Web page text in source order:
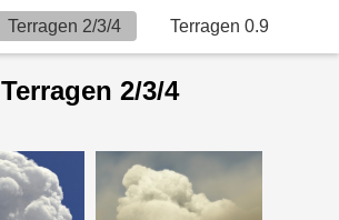
Terragen 2/3/4 Terragen 0.9
Terragen 2/3/4